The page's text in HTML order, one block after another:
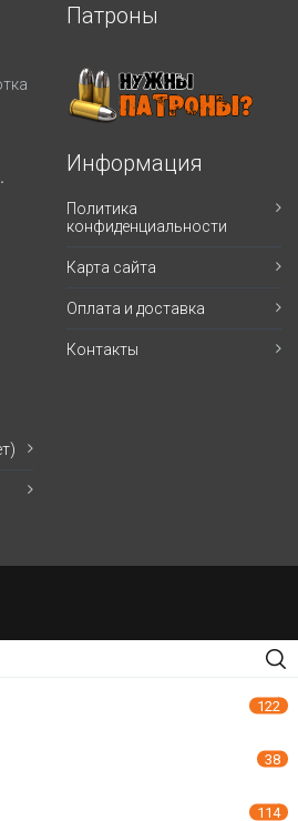
Патроны
Информация
Политика
конфиденциальности
Карта сайта
Оплата и доставка
Контакты
122
38
114